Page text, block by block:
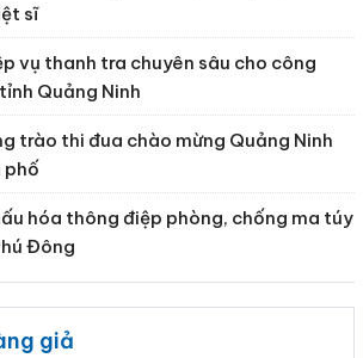
sĩ
vụ thanh tra chuyên sâu cho công
Quảng Ninh
trào thi đua chào mừng Quảng Ninh
phố
hóa thông điệp phòng, chống ma túy
Đông
giả